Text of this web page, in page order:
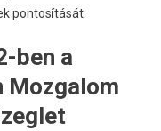
pontosítását.
ben a
Mozgalom